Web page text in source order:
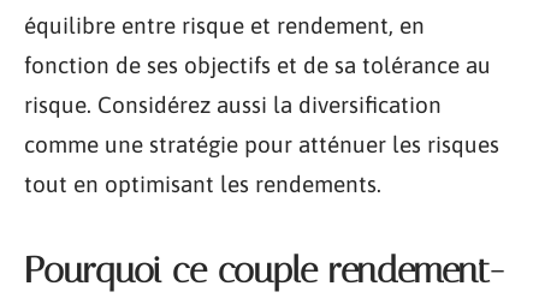
équilibre entre risque et rendement, en
fonction de ses objectifs et de sa tolérance au
risque. Considérez aussi la diversification
comme une stratégie pour atténuer les risques
tout en optimisant les rendements.
Pourquoi ce couple rendement-